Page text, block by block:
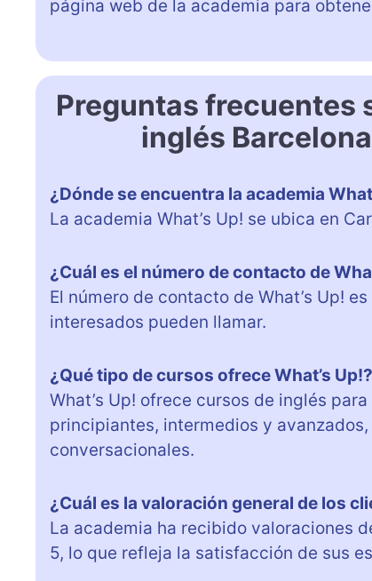
página web de la academia para
Preguntas frecuentes
inglés
¿Dónde se encuentra la academia
La academia What’s Up! se ubica en
¿Cuál es el número de contacto de
El número de contacto de What’s Up!
interesados pueden llamar.
¿Qué tipo de cursos ofrece What’s Up!?
What’s Up! ofrece cursos de inglés
principiantes, intermedios y
conversacionales.
¿Cuál es la valoración general de los
La academia ha recibido valoraciones
5, lo que refleja la satisfacción de sus